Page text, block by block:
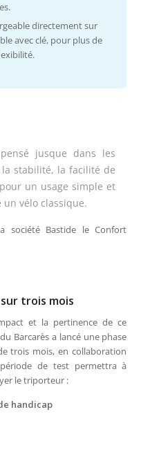
directement sur
avec clé, pour plus de
jusque dans les
stabilité, la facilité de
un usage simple et
vélo classique.
société Bastide le Confort
trois mois
et la pertinence de ce
Barcarès a lancé une phase
trois mois, en collaboration
de test permettra à
le triporteur :
handicap